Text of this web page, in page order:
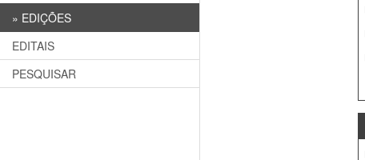
» EDIÇÕES
EDITAIS
PESQUISAR